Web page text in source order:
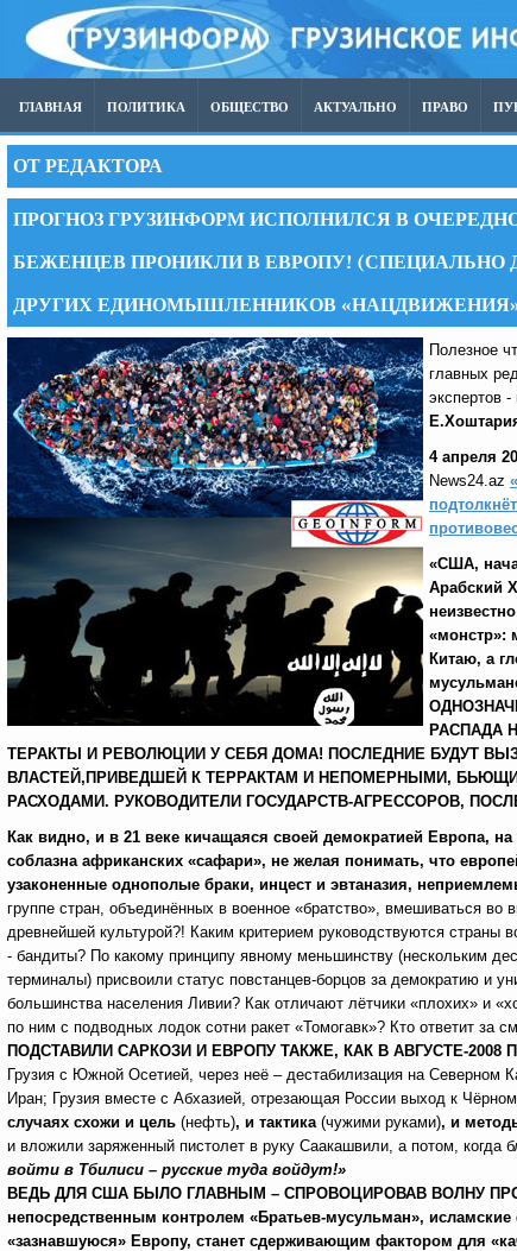
ГЛАВНАЯ ПОЛИТИКА ОБЩЕСТВО АКТУАЛЬНО ПРАВО
ОТ РЕДАКТОРА
ПРОГНОЗ ГРУЗИНФОРМ ИСПОЛНИЛСЯ В
БЕЖЕНЦЕВ ПРОНИКЛИ В ЕВРОПУ!
ДРУГИХ ЕДИНОМЫШЛЕННИКОВ
Полезное
главных
экспертов -
4 апреля
News24.az
«США,
Арабский
«монстр»:
Китаю, а
РАСПАДА
ТЕРАКТЫ И РЕВОЛЮЦИИ У СЕБЯ ДОМА! ПОСЛЕДНИЕ БУДУТ
ВЛАСТЕЙ,ПРИВЕДШЕЙ К ТЕРРАКТАМ И НЕПОМЕРНЫМИ,
РАСХОДАМИ. РУКОВОДИТЕЛИ ГОСУДАРСТВ-АГРЕССОРОВ,
Как видно, и в 21 веке кичащаяся своей демократией Европа,
соблазна африканских «сафари», не желая понимать, что
узаконенные однополые браки, инцест и эвтаназия,
группе стран, объединённых в военное «братство», вмешиваться во
древнейшей культурой?! Каким критерием руководствуются страны
- бандиты? По какому принципу явному меньшинству (нескольким
терминалы) присвоили статус повстанцев-борцов за демократию и
большинства населения Ливии? Как отличают лётчики «плохих» и
по ним с подводных лодок сотни ракет «Томогавк»? Кто ответит за
ПОДСТАВИЛИ САРКОЗИ И ЕВРОПУ ТАКЖЕ, КАК В АВГУСТЕ-
Грузия с Южной Осетией, через неё – дестабилизация на Северном
Иран; Грузия вместе с Абхазией, отрезающая России выход к
случаях схожи и цель (нефть), и тактика (чужими руками), и
и вложили заряженный пистолет в руку Саакашвили, а потом, когда
войти в Тбилиси – русские туда войдут!»
ВЕДЬ ДЛЯ США БЫЛО ГЛАВНЫМ – СПРОВОЦИРОВАВ ВОЛНУ
непосредственным контролем «Братьев-мусульман»,
«зазнавшуюся» Европу, станет сдерживающим фактором для